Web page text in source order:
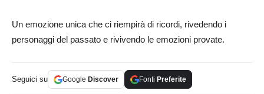
Un emozione unica che ci riempirà di ricordi, rivedendo i
personaggi del passato e rivivendo le emozioni provate.
Seguici su Google Discover Fonti Preferite